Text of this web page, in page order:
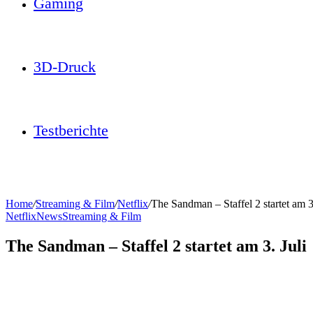
3D-Druck
Testberichte
Home/Streaming & Film/Netflix/The Sandman – Staffel 2 startet am
NetflixNewsStreaming & Film
The Sandman – Staffel 2 startet am 3. Juli